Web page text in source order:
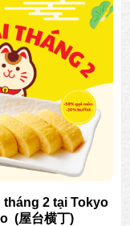
2 tại Tokyo
(屋台横丁)